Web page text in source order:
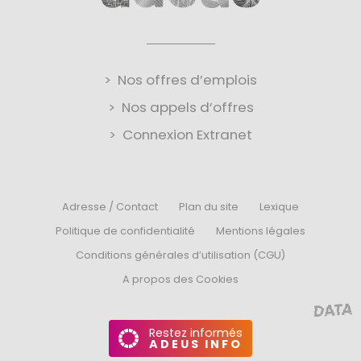
Nos offres d’emplois
Nos appels d’offres
Connexion Extranet
Adresse / Contact Plan du site
Lexique
Politique de confidentialité
Mentions légales
Conditions générales d’utilisation (CGU)
A propos des Cookies
Restez informés
ADEUS INFO